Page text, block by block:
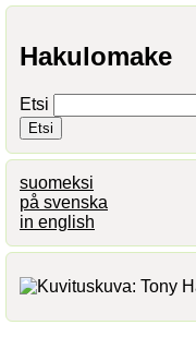
Hakulomake
Etsi
suomeksi
på svenska
in english